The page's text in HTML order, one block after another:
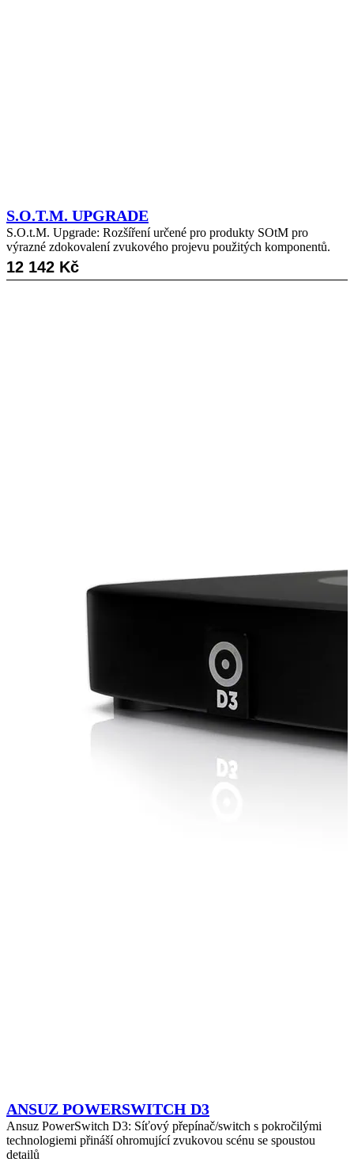
S.O.T.M. UPGRADE
S.O.t.M. Upgrade: Rozšíření určené pro produkty SOtM pro
výrazné zdokovalení zvukového projevu použitých komponentů.
12 142 Kč
ANSUZ POWERSWITCH D3
Ansuz PowerSwitch D3: Síťový přepínač/switch s pokročilými
technologiemi přináší ohromující zvukovou scénu se spoustou
detailů